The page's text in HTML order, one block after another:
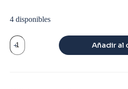
4 disponibles
COMPRESORA
ISUZU
RHF55
Añadir al